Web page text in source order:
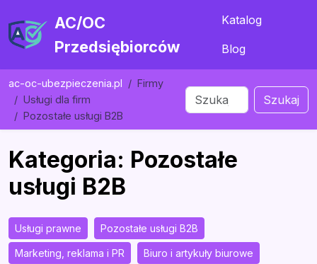
AC/OC
Przedsiębiorców
Katalog
Blog
ac-oc-ubezpieczenia.pl
Firmy
Usługi dla firm
Pozostałe usługi B2B
Szukaj
Kategoria: Pozostałe
usługi B2B
Usługi prawne Pozostałe usługi B2B
Marketing, reklama i PR Biuro i artykuły biurowe